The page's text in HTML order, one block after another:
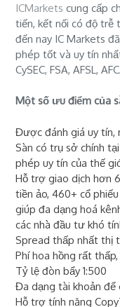
ICMarkets cung cấp
tiến, kết nối có độ trễ
đến nay IC Markets
phép tốt và uy tín
CySEC, FSA, AFSL,
Một số ưu điểm của
Được đánh giá uy tín,
Sàn có trụ sở chính
phép uy tín của thế
Hỗ trợ giao dịch hơn
tiền ảo, 460+ cổ
giúp đa dạng hoá
các nhà đầu tư khó
Spread thấp nhất thị
Phí hoa hồng rất
Tỷ lệ đòn bẩy 1:500
Đa dạng tài khoản để
Hỗ trợ tính năng